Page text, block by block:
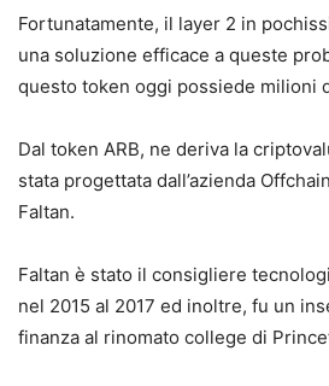
Fortunatamente, il layer 2 in
una soluzione efficace a queste
questo token oggi possiede milioni
Dal token ARB, ne deriva la
stata progettata dall’azienda
Faltan.
Faltan è stato il consigliere
nel 2015 al 2017 ed inoltre, fu un
finanza al rinomato college di